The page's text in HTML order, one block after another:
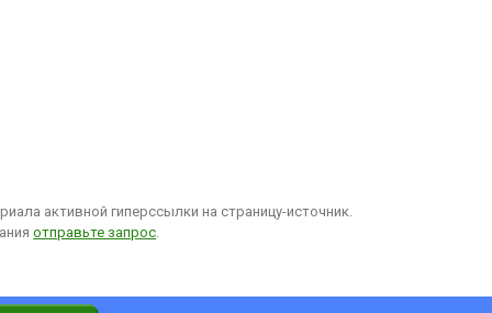
активной гиперссылки на страницу-источник.
отправьте запрос.